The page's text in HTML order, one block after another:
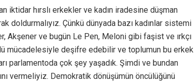
iktidar hırslı erkekler ve kadın iradesine düşman
doldurmalıyız. Çünkü dünyada bazı kadınlar sistemi
Akşener ve bugün Le Pen, Meloni gibi faşist ve ırkçı
mücadelesiyle deşifre edebilir ve toplumun bu erkek
parlamentoda çok şey yaşadık. Şimdi ve bundan
vermeliyiz. Demokratik dönüşümün öncülüğünü